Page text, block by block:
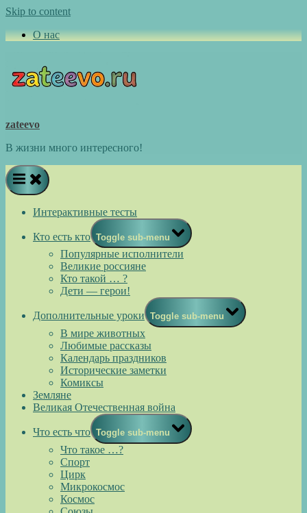
Skip to content
О нас
zateevo
В жизни много интересного!
Интерактивные тесты
Кто есть кто Toggle sub-menu
Популярные исполнители
Великие россияне
Кто такой … ?
Дети — герои!
Дополнительные уроки Toggle sub-menu
В мире животных
Любимые рассказы
Календарь праздников
Исторические заметки
Комиксы
Земляне
Великая Отечественная война
Что есть что Toggle sub-menu
Что такое …?
Спорт
Цирк
Микрокосмос
Космос